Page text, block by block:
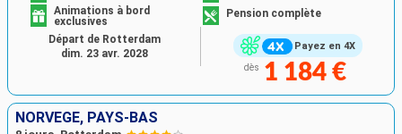
Payez en 4X
Animations à bord
exclusives
Pension complète
dès 1 184 €
Départ de Rotterdam
dim. 23 avr. 2028
NORVÈGE, PAYS-BAS